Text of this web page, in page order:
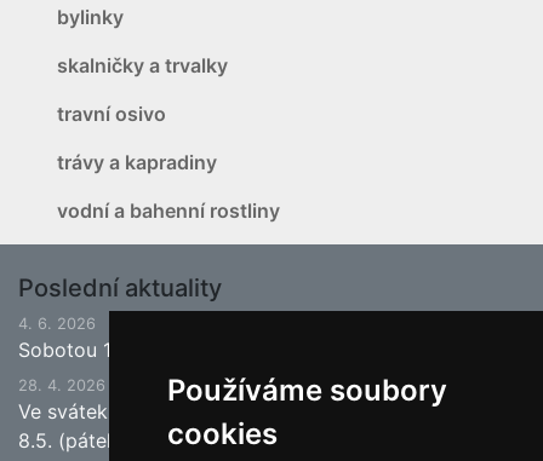
Používáme soubory
cookies
bylinky
skalničky a trvalky
travní osivo
trávy a kapradiny
vodní a bahenní rostliny
Poslední aktuality
4. 6. 2026
Sobotou 13.6.2026 bude ukončena jarní sezona.
28. 4. 2026
Ve svátek 1.5. (pátek) bude naše prodejna zavřena a
8.5. (pátek) bude otevřeno.